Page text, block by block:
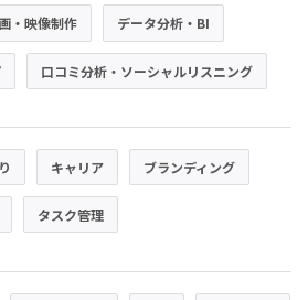
・映像制作 データ分析・BI
口コミ分析・ソーシャルリスニング
キャリア ブランディング
タスク管理